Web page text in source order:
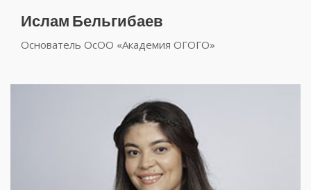
Ислам Бельгибаев
Основатель ОсОО «Академия ОГОГО»